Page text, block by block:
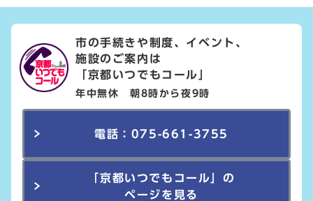
市の手続きや制度、イベント、
施設のご案内は
「京都いつでもコール」
年中無休 朝8時から夜9時
電話：075-661-3755
「京都いつでもコール」の
ページを見る